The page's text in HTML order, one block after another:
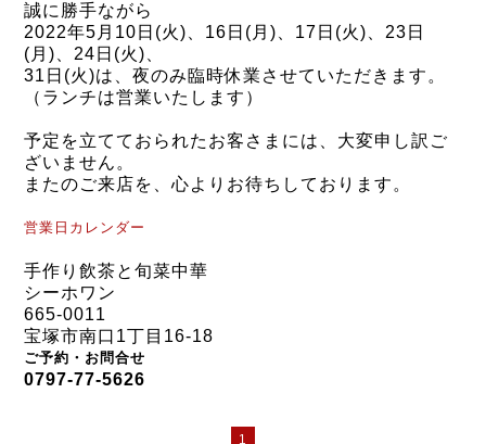
誠に勝手ながら
2022年5月10日(火)、16日(月)、17 日(火)、23 日
(月)、24 日(火)、
31日(火)は、 夜のみ臨時休業させていただきます。
（ランチは営業いたします）
予定を立てておられたお客さまには、大変申し訳ご
ざいません。
またのご来店を、心よりお待ちしております。
営業日カレンダー
手作り飲茶と旬菜中華
シーホワン
665-0011
宝塚市南口1丁目16-18
ご予約・お問合せ
0797-77-5626
1